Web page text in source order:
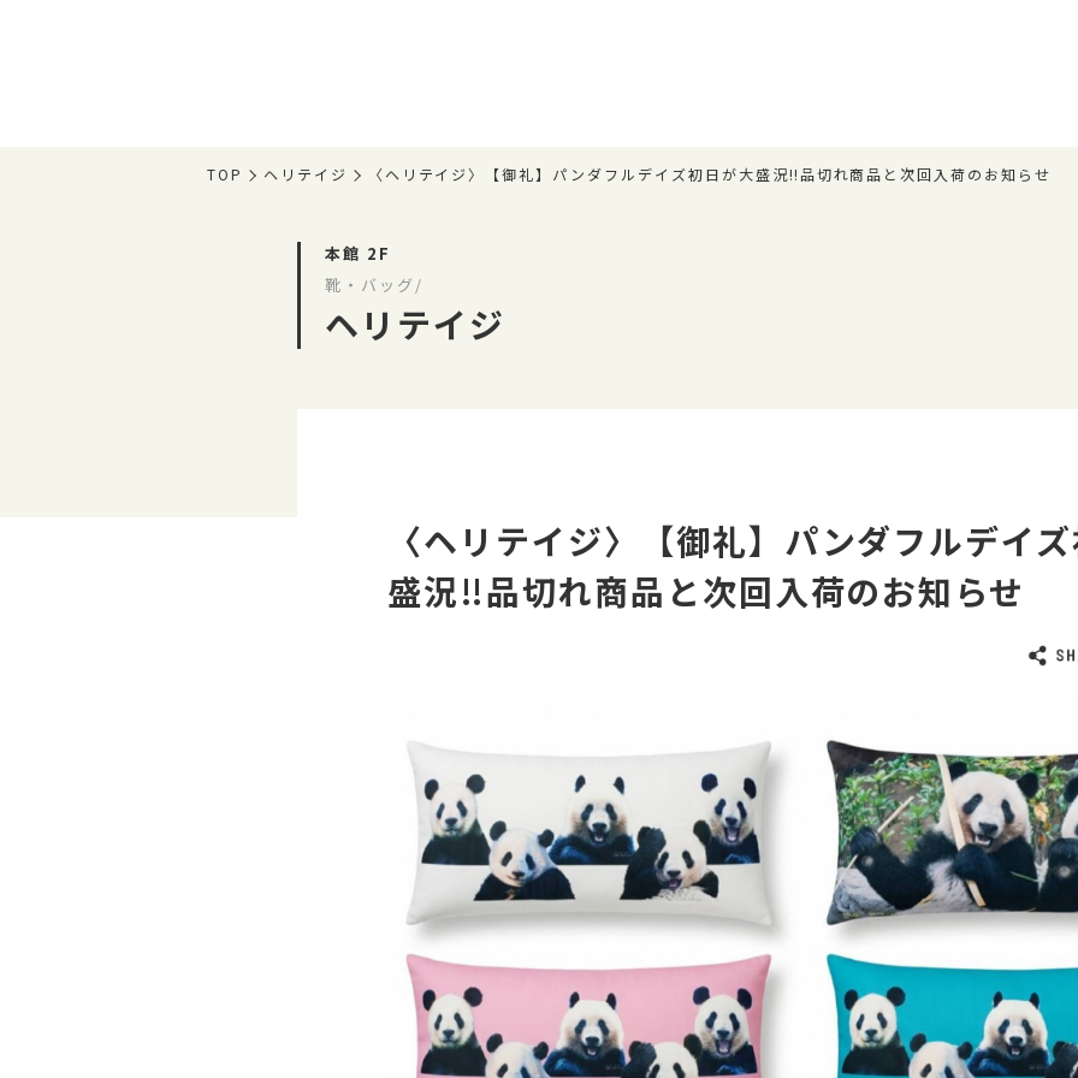
TOP ヘリテイジ 〈ヘリテイジ〉【御礼】パンダフルデイズ初日が大盛況‼️品切れ商品と次回入荷のお知らせ
本館 2F
靴・バッグ/
ヘリテイジ
〈ヘリテイジ〉【御礼】パンダフルデイ
盛況‼️品切れ商品と次回入荷のお知らせ